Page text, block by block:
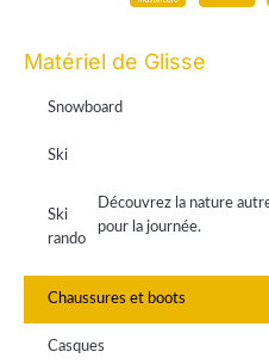
Matériel de Glisse
Snowboard
Ski
Ski
rando
Découvrez la nature
pour la journée.
Chaussures et boots
Casques